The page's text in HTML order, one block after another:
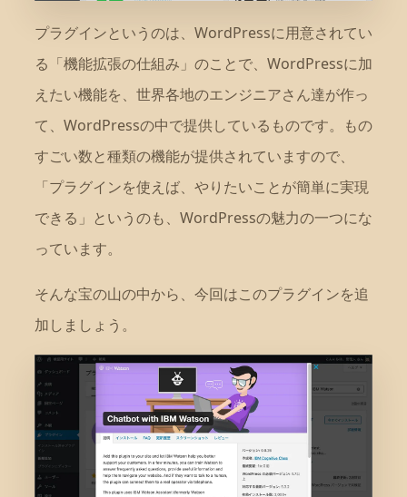
プラグインというのは、WordPressに用意されてい
る「機能拡張の仕組み」のことで、WordPressに加
えたい機能を、世界各地のエンジニアさん達が作っ
て、WordPressの中で提供しているものです。もの
すごい数と種類の機能が提供されていますので、
「プラグインを使えば、やりたいことが簡単に実現
できる」というのも、WordPressの魅力の一つにな
っています。
そんな宝の山の中から、今回はこのプラグインを追
加しましょう。